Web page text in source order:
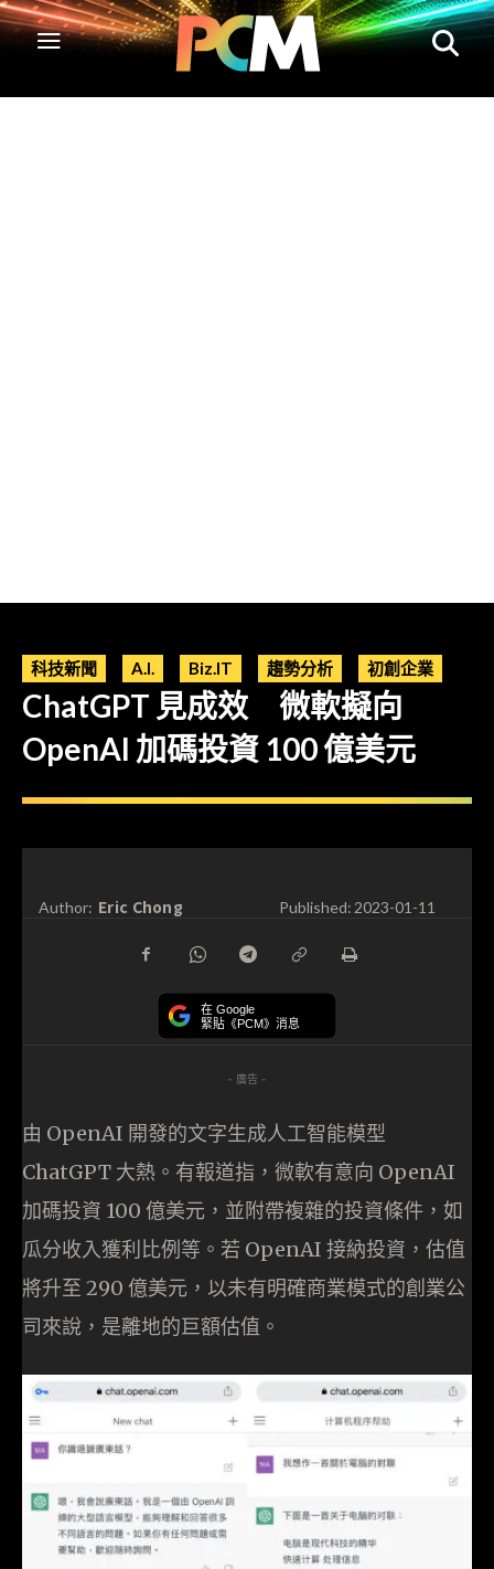
科技新聞 A.I. Biz.IT 趨勢分析 初創企業
ChatGPT 見成效 微軟擬向
OpenAI 加碼投資 100 億美元
Author: Eric Chong Published:2023-01-11
在 Google
緊貼《PCM》消息
- 廣告 -
由 OpenAI 開發的文字生成人工智能模型
ChatGPT 大熱。有報道指，微軟有意向 OpenAI
加碼投資 100 億美元，並附帶複雜的投資條件，如
瓜分收入獲利比例等。若 OpenAI 接納投資，估值
將升至 290 億美元，以未有明確商業模式的創業公
司來說，是離地的巨額估值。